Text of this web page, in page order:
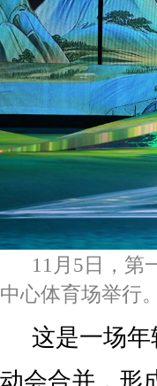
11月5日，第
中心体育场举行
这是一场